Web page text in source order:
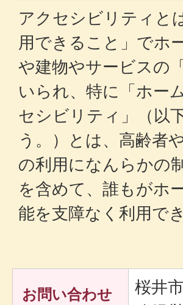
アクセシビリティと
用できること」でホ
や建物やサービスの
いられ、特に「ホー
セシビリティ」（以
う。）とは、高齢者
の利用になんらかの
を含めて、誰もがホ
能を支障なく利用で
お問い合わせ
桜井